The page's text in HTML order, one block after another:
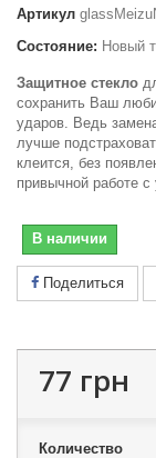
Артикул
Состояние: Новый
Защитное стекло
сохранить Ваш
ударов. Ведь
лучше
клеится, без
привычной работе с
В наличии
Поделиться
77 грн
Количество